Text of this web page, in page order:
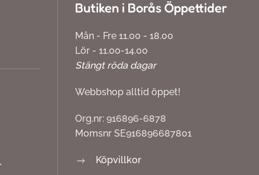
Butiken i Borås Öppettider
Mån - Fre 11.00 - 18.00
Lör - 11.00-14.00
Stängt röda dagar
Webbshop alltid öppet!
Org.nr: 916896-6878
Momsnr SE916896687801
Köpvillkor